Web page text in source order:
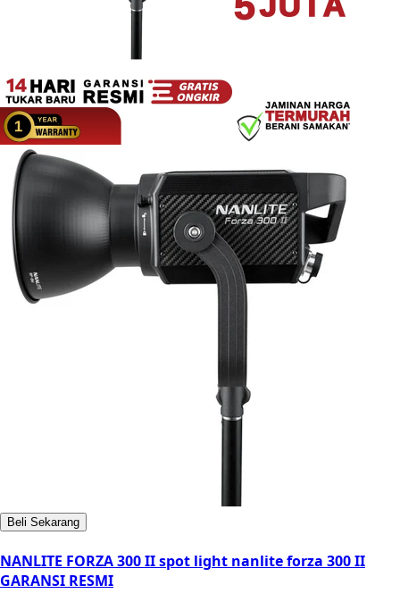
Beli Sekarang
NANLITE FORZA 300 II spot light nanlite forza 300 II
GARANSI RESMI